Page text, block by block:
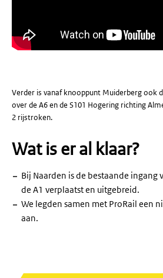
Verder is vanaf knooppunt Muiderberg ook
over de A6 en de S101 Hogering richting
2 rijstroken.
Wat is er al klaar?
Bij Naarden is de bestaande ingang
de A1 verplaatst en uitgebreid.
We legden samen met ProRail een
aan.